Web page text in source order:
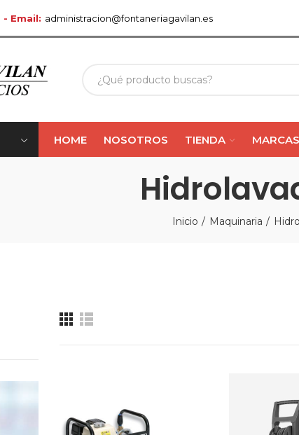
- Email: administracion@fontaneriagavilan.es
HOME NOSOTROS TIENDA MARCAS
Inicio Maquinaria